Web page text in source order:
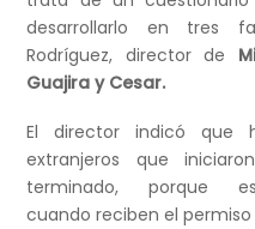
desarrollarlo en tres
Rodríguez, director de
Guajira y Cesar.
El director indicó que
extranjeros que
terminado, porque
cuando reciben el